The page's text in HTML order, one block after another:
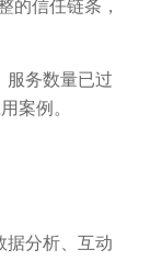
的信任链条，
务数量已过
案例。
分析、互动